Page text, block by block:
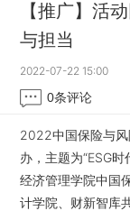
【推广】活
与担当
2022-07-22 15:00
0条评论
2022中国保险与
办，主题为“ESG
经济管理学院中国
计学院、财新智库